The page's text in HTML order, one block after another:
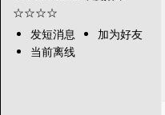
发短消息
加为好友
当前离线